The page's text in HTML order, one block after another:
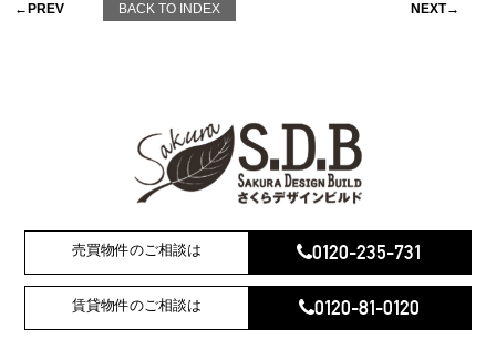
←PREV BACK TO INDEX NEXT→
売買物件のご相談は 0120-235-731
賃貸物件のご相談は 0120-81-0120